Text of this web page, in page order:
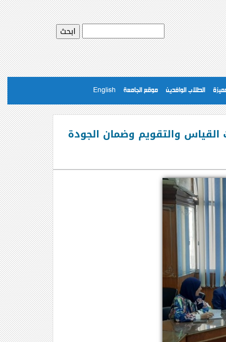
الطلاب الوافدين موقع الجامعة English
القياس والتقويم وضمان الجودة